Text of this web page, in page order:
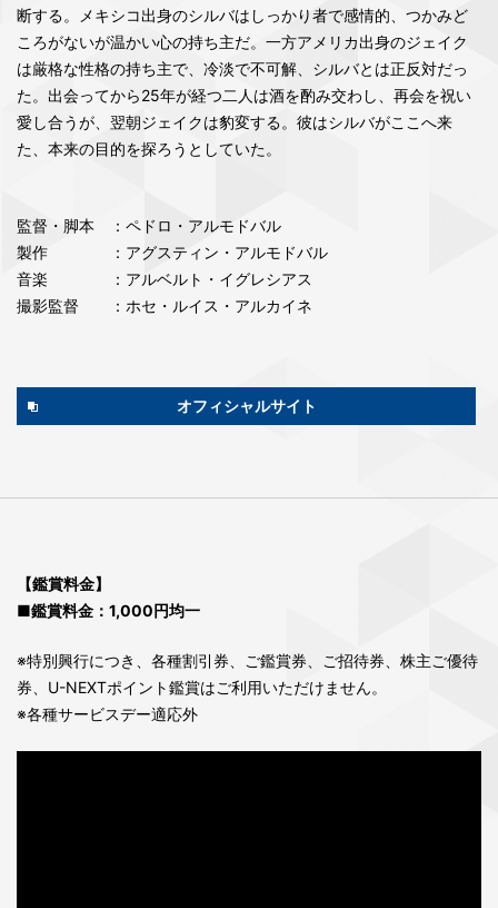
断する。メキシコ出身のシルバはしっかり者で感情的、つかみど
ころがないが温かい心の持ち主だ。一方アメリカ出身のジェイク
は厳格な性格の持ち主で、冷淡で不可解、シルバとは正反対だっ
た。出会ってから25年が経つ二人は酒を酌み交わし、再会を祝い
愛し合うが、翌朝ジェイクは豹変する。彼はシルバがここへ来
た、本来の目的を探ろうとしていた。
監督・脚本
：ペドロ・アルモドバル
製作
：アグスティン・アルモドバル
音楽
：アルベルト・イグレシアス
撮影監督
：ホセ・ルイス・アルカイネ
オフィシャルサイト
【鑑賞料金】
■鑑賞料金：1,000円均一
※特別興行につき、各種割引券、ご鑑賞券、ご招待券、株主ご優待
券、U-NEXTポイント鑑賞はご利用いただけません。
※各種サービスデー適応外